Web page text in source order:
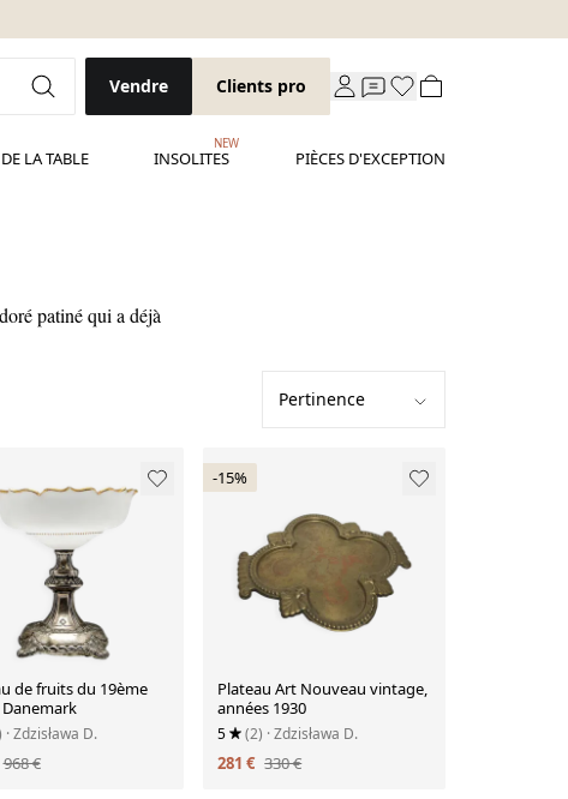
Vendre Clients pro
LA TABLE INSOLITES
NEW
PIÈCES D'EXCEPTION
patiné qui a déjà
de fruits du 19ème
Danemark
· Zdzisława D.
968 €
-15%
Plateau Art Nouveau vintage,
années 1930
5 (2) · Zdzisława D.
281 € 330 €